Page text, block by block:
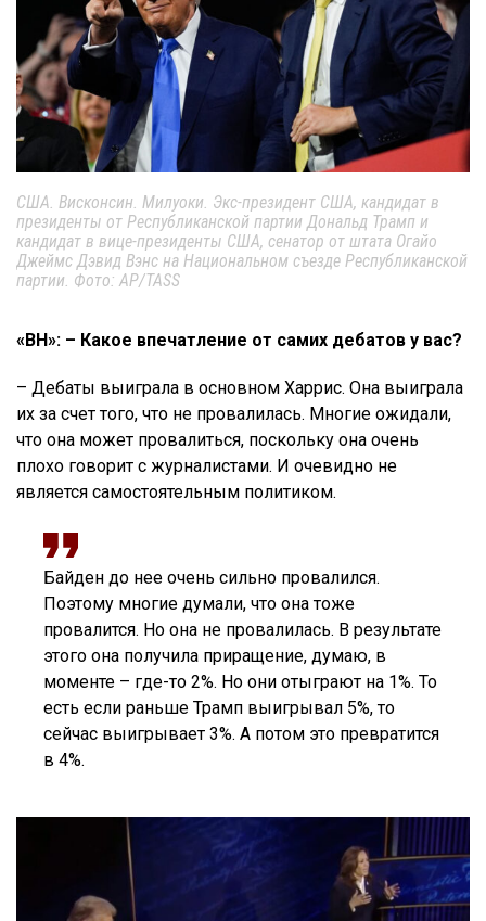
США. Висконсин. Милуоки. Экс-президент США, кандидат в
президенты от Республиканской партии Дональд Трамп и
кандидат в вице-президенты США, сенатор от штата Огайо
Джеймс Дэвид Вэнс на Национальном cъезде Республиканской
партии. Фото: AP/TASS
«ВН»: – Какое впечатление от самих дебатов у вас?
– Дебаты выиграла в основном Харрис. Она выиграла
их за счет того, что не провалилась. Многие ожидали,
что она может провалиться, поскольку она очень
плохо говорит с журналистами. И очевидно не
является самостоятельным политиком.
Байден до нее очень сильно провалился.
Поэтому многие думали, что она тоже
провалится. Но она не провалилась. В результате
этого она получила приращение, думаю, в
моменте – где-то 2%. Но они отыграют на 1%. То
есть если раньше Трамп выигрывал 5%, то
сейчас выигрывает 3%. А потом это превратится
в 4%.